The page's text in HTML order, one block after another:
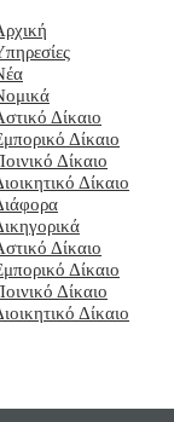
Δίκαιο
Δίκαιο
Δίκαιο
Δίκαιο
Δίκαιο
Δίκαιο
Δίκαιο
Δίκαιο